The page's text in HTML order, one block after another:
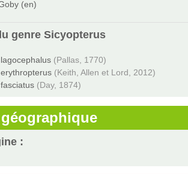
(en)
genre Sicyopterus
(Pallas, 1770)
(Keith, Allen et Lord, 2012)
(Day, 1874)
: